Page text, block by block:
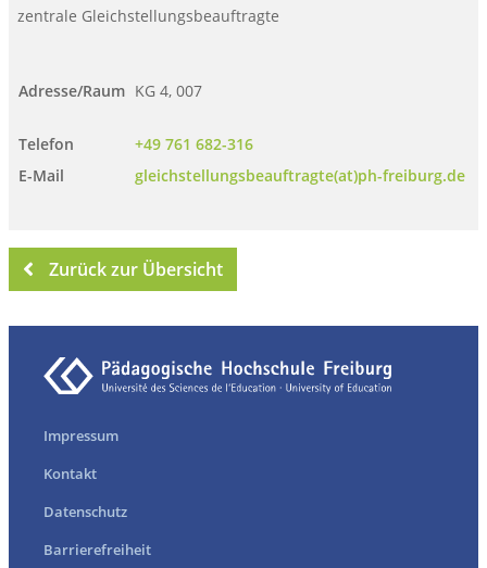
zentrale Gleichstellungsbeauftragte
Adresse/Raum KG 4, 007
Telefon
+49 761 682-316
E-Mail
gleichstellungsbeauftragte(at)ph-freiburg.de
Zurück zur Übersicht
Impressum
Kontakt
Datenschutz
Barrierefreiheit